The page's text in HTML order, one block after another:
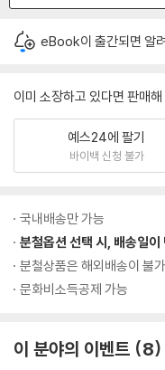
eBook이 출간되면 알
이미 소장하고 있다면 판매해
예스24에 팔기
바이백 신청 불가
국내배송만 가능
분철옵션 선택 시, 배송일이
분철상품은 해외배송이 불
문화비소득공제 가능
이 분야의 이벤트 8